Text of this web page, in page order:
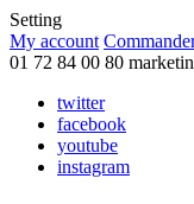
Setting
My account
01 72 84 00 80
twitter
facebook
youtube
instagram